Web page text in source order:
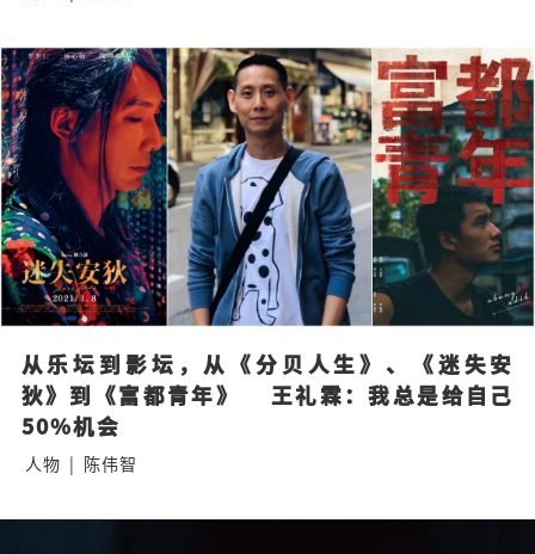
从乐坛到影坛，从《分贝人生》、《迷失安
狄》到《富都青年》    王礼霖：我总是给自己
50%机会
人物 | 陈伟智